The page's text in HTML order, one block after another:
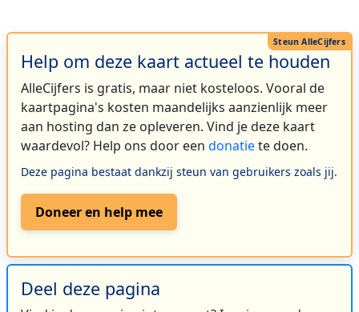
Help om deze kaart actueel te houden
AlleCijfers is gratis, maar niet kosteloos. Vooral de
kaartpagina's kosten maandelijks aanzienlijk meer
aan hosting dan ze opleveren. Vind je deze kaart
waardevol? Help ons door een donatiete doen.
Deze pagina bestaat dankzij steun van gebruikers zoals jij.
Doneer en help mee
Deel deze pagina